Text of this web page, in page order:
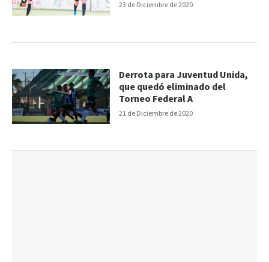
23 de Diciembre de 2020
21 de Diciembre de 2020
Derrota para Juventud Unida,
que quedó eliminado del
Torneo Federal A